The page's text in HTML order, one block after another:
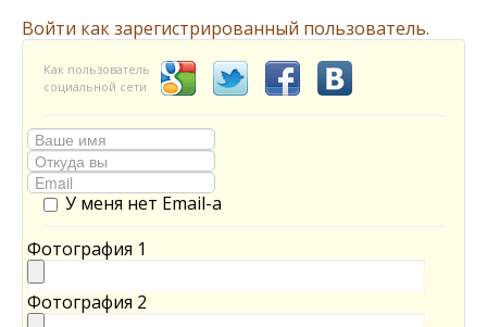
Войти как зарегистрированный пользователь.
Как пользователь
социальной сети
У меня нет Email-а
Фотография 1
Фотография 2